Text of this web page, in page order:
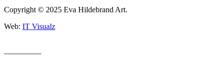
Copyright © 2025 Eva Hildebrand Art.
Web: IT Visualz